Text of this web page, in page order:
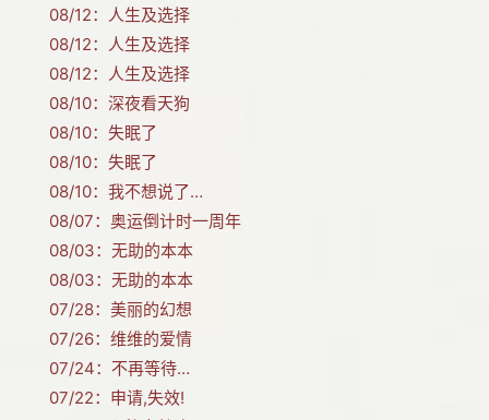
08/12：
人生及选择
08/12：
人生及选择
08/12：
人生及选择
08/10： 深夜看天狗
08/10： 失眠了
08/10： 失眠了
08/10： 我不想说了…
08/07： 奥运倒计时一周年
08/03： 无助的本本
08/03： 无助的本本
07/28： 美丽的幻想
07/26： 维维的爱情
07/24： 不再等待…
07/22： 申请,失效!